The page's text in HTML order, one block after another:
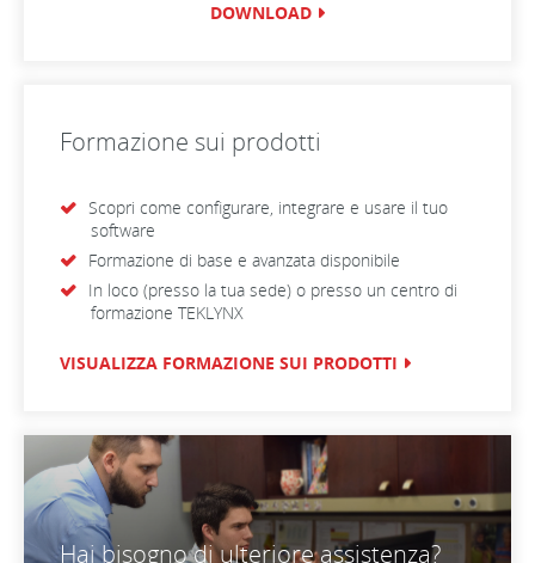
DOWNLOAD
Formazione sui prodotti
Scopri come configurare, integrare e usare il tuo
software
Formazione di base e avanzata disponibile
In loco (presso la tua sede) o presso un centro di
formazione TEKLYNX
VISUALIZZA FORMAZIONE SUI PRODOTTI
Hai bisogno di ulteriore assistenza?